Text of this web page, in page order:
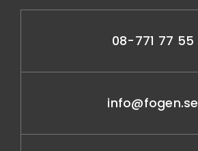
08-771 77 55
info@fogen.se